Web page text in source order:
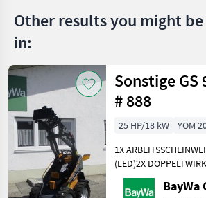
Other results you might
in:
Sonstige GS
# 888
25 HP/18 kW
YOM
1X
(LED)2X
UNTER DERBayWa